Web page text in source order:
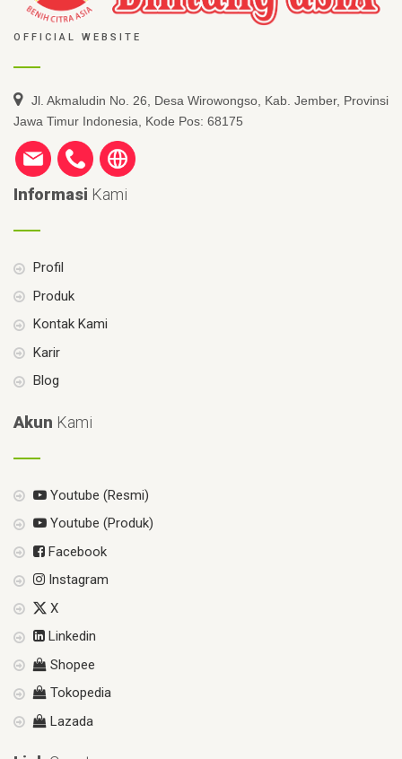
OFFICIAL WEBSITE
Jl. Akmaludin No. 26, Desa Wirowongso, Kab. Jember, Provinsi
Jawa Timur Indonesia, Kode Pos: 68175
Informasi Kami
Profil
Produk
Kontak Kami
Karir
Blog
Akun Kami
Youtube (Resmi)
Youtube (Produk)
Facebook
Instagram
X
Linkedin
Shopee
Tokopedia
Lazada